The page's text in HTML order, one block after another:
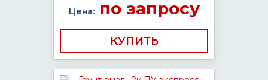
Цена:по запросу
КУПИТЬ